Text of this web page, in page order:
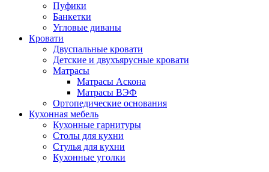
Пуфики
Банкетки
Угловые диваны
Кровати
Двуспальные кровати
Детские и двухъярусные кровати
Матрасы
Матрасы Аскона
Матрасы ВЭФ
Ортопедические основания
Кухонная мебель
Кухонные гарнитуры
Столы для кухни
Стулья для кухни
Кухонные уголки